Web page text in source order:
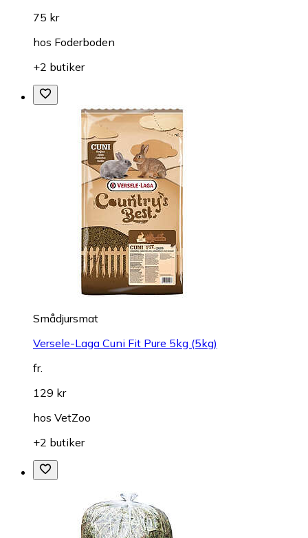
75 kr
hos Foderboden
+2 butiker
Smådjursmat
Versele-Laga Cuni Fit Pure 5kg (5kg)
fr.
129 kr
hos VetZoo
+2 butiker